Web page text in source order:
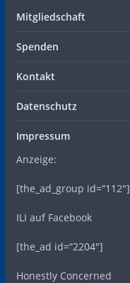
Mitgliedschaft
Spenden
Kontakt
Datenschutz
Impressum
Anzeige:
[the_ad_group id=“112″]
ILI auf Facebook
[the_ad id=“2204″]
Honestly Concerned